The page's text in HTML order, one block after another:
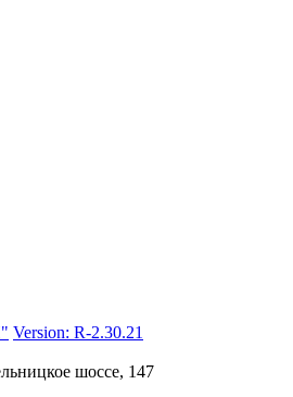
Version: R-2.30.21
шоссе, 147